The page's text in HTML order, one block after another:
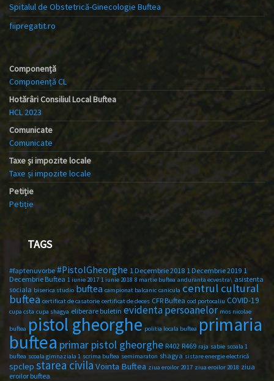
Spitalul de Obstetrică-Ginecologie Buftea
fiipregatit.ro
Componență
Componență CL
Hotărâri Consiliul Local Buftea
HCL 2023
Comunicate
Comunicate
Taxe și impozite locale
Taxe și impozite locale
Petiție
Petiție
TAGS
#faptenuvorbe #PistolGheorghe 1 Decembrie 2018 1 Decembrie 2019 1
Decembrie Buftea 1 iunie 2017 1 iunie 2018 8 martie buftea anduranta ecvestra\ asistenta
sociala biserica studio buftea campionat balcanic canicula centrul cultural
buftea certificat de casatorie certificat de deces CFR Buftea cod portocaliu COVID-19
cupa csta cupa shagya eliberare buletin evidenta persoanelor mos nicolae
buftea pistol gheorghe politia locala buftea primaria
buftea primar pistol gheorghe R402 R469 raja sabie scoala 1
buftea scoala gimnaziala 1 scrima buftea semimaraton shagya sistare energie electrică
spclep starea civila Vointa Buftea ziua eroilor 2017 ziua eroilor 2018 ziua
eroilor buftea